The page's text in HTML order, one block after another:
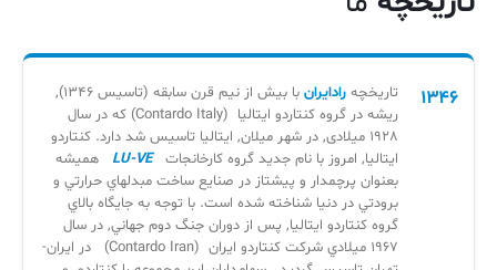
1346 تاريخچه رادايران
با بیش از نیم قرن سابقه (تاسیس 1346),
ريشه در گروه كنتاردو ايتاليا (Contardo Italy) كه در سال
1928 میلادی, در شهر ميلان, ايتاليا تاسيس شد دارد. كنتاردو
ايتاليا, امروز با نام جدید گروه کارخانجات
LU-VE
هميشه
بعنوان پرچمدار و پيشتاز در صنايع ساخت مبدلهاي حرارتي و
برودتي در دنيا شناخته شده است. با توجه به جايگاه بالاي
گروه كنتاردو ايتاليا, پس از دوران جنگ دوم جهاني, در سال
1967 ميلادي شركت كنتاردو ايران (Contardo Iran) در ايران-